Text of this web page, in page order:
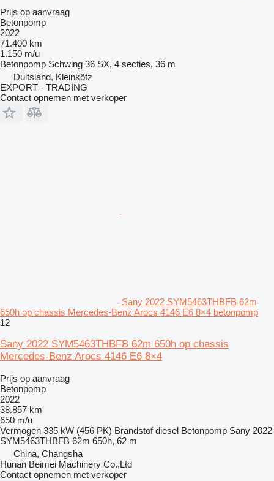
Prijs op aanvraag
Betonpomp
2022
71.400 km
1.150 m/u
Betonpomp Schwing 36 SX, 4 secties, 36 m
Duitsland, Kleinkötz
EXPORT - TRADING
Contact opnemen met verkoper
Sany 2022 SYM5463THBFB 62m
650h op chassis Mercedes-Benz Arocs 4146 E6 8×4 betonpomp
12
Sany 2022 SYM5463THBFB 62m 650h op chassis
Mercedes-Benz Arocs 4146 E6 8×4
Prijs op aanvraag
Betonpomp
2022
38.857 km
650 m/u
Vermogen 335 kW (456 PK) Brandstof diesel Betonpomp Sany 2022
SYM5463THBFB 62m 650h, 62 m
China, Changsha
Hunan Beimei Machinery Co.,Ltd
Contact opnemen met verkoper